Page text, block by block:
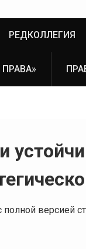
РЕДКОЛЛЕГИЯ
полной